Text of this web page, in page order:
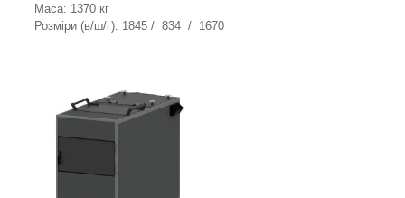
Маса: 1370 кг
Розміри (в/ш/г): 1845 / 834 / 1670